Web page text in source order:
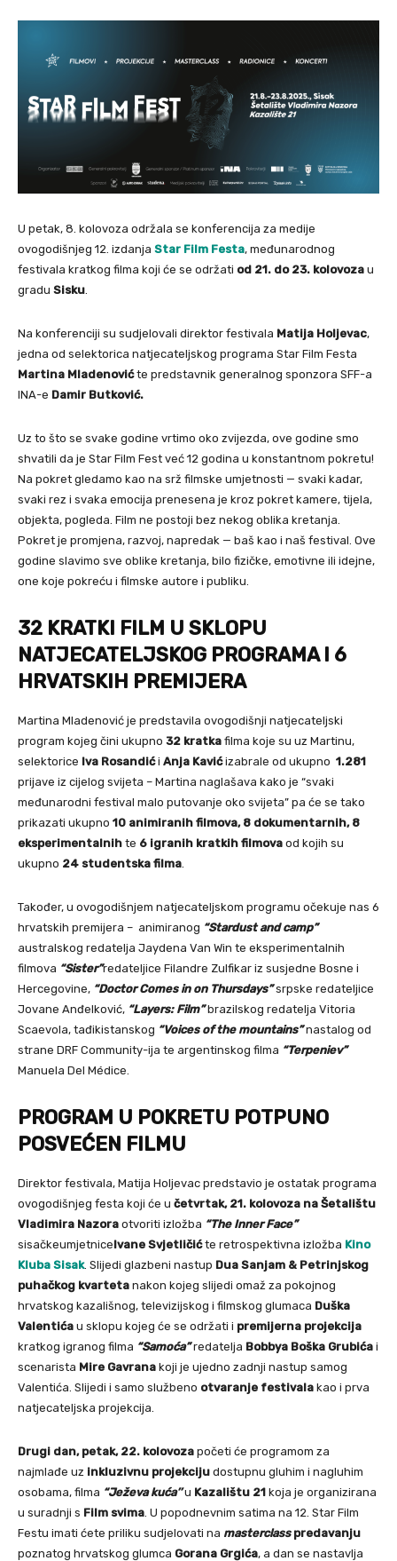
U petak, 8. kolovoza održala se konferencija za medije
ovogodišnjeg 12. izdanja Star Film Festa, međunarodnog
festivala kratkog filma koji će se održati od 21. do 23. kolovoza u
gradu Sisku
Na konferenciji su sudjelovali direktor festivala Matija Holjevac,
jedna od selektorica natjecateljskog programa Star Film Festa
Martina Mladenovićte predstavnik generalnog sponzora SFF-a
INA-e Damir Butković.
Uz to što se svake godine vrtimo oko zvijezda, ove godine smo
shvatili da je Star Film Fest već 12 godina u konstantnom pokretu!
Na pokret gledamo kao na srž filmske umjetnosti — svaki kadar,
svaki rez i svaka emocija prenesena je kroz pokret kamere, tijela,
objekta, pogleda. Film ne postoji bez nekog oblika kretanja.
Pokret je promjena, razvoj, napredak — baš kao i naš festival. Ove
godine slavimo sve oblike kretanja, bilo fizičke, emotivne ili idejne,
one koje pokreću i filmske autore i publiku.
32 KRATKI FILM U SKLOPU
NATJECATELJSKOG PROGRAMA I 6
HRVATSKIH PREMIJERA
Martina Mladenović je predstavila ovogodišnji natjecateljski
program kojeg čini ukupno 32 kratka filma koje su uz Martinu,
selektorice Iva Rosandići Anja Kavićizabrale od ukupno 1.281
prijave iz cijelog svijeta – Martina naglašava kako je “svaki
međunarodni festival malo putovanje oko svijeta” pa će se tako
prikazati ukupno 10 animiranih filmova, 8 dokumentarnih, 8
eksperimentalnih te 6 igranih kratkih filmova od kojih su
ukupno 24 studentska filma
Također, u ovogodišnjem natjecateljskom programu očekuje nas 6
hrvatskih premijera – animiranog “Stardust and camp”
australskog redatelja Jaydena Van Win te eksperimentalnih
filmova “Sister”redateljice Filandre Zulfikar iz susjedne Bosne i
Hercegovine, “Doctor Comes in on Thursdays” srpske redateljice
Jovane Anđelković, “Layers: Film”brazilskog redatelja Vitoria
Scaevola, tađikistanskog “Voices of the mountains”nastalog od
strane DRF Community-ija te argentinskog filma “Terpeniev”
Manuela Del Médice.
PROGRAM U POKRETU POTPUNO
POSVEĆEN FILMU
Direktor festivala, Matija Holjevac predstavio je ostatak programa
ovogodišnjeg festa koji će u četvrtak, 21. kolovoza na Šetalištu
Vladimira Nazora otvoriti izložba “The Inner Face”
sisačkeumjetniceIvane Svjetličićte retrospektivna izložba Kino
Kluba Sisak. Slijedi glazbeni nastup Dua Sanjam & Petrinjskog
puhačkog kvarteta nakon kojeg slijedi omaž za pokojnog
hrvatskog kazališnog, televizijskog i filmskog glumaca Duška
Valentića u sklopu kojeg će se održati i premijerna projekcija
kratkog igranog filma “Samoća”redatelja Bobbya Boška Grubića i
scenarista Mire Gavrana koji je ujedno zadnji nastup samog
Valentića. Slijedi i samo službeno otvaranje festivala kao i prva
natjecateljska projekcija.
Drugi dan, petak, 22. kolovoza početi će programom za
najmlađe uz inkluzivnu projekciju dostupnu gluhim i nagluhim
osobama, filma “Ježeva kuća’’u Kazalištu 21 koja je organizirana
u suradnji s Film svima . U popodnevnim satima na 12. Star Film
Festu imati ćete priliku sudjelovati na masterclasspredavanju
poznatog hrvatskog glumca Gorana Grgića, a dan se nastavlja